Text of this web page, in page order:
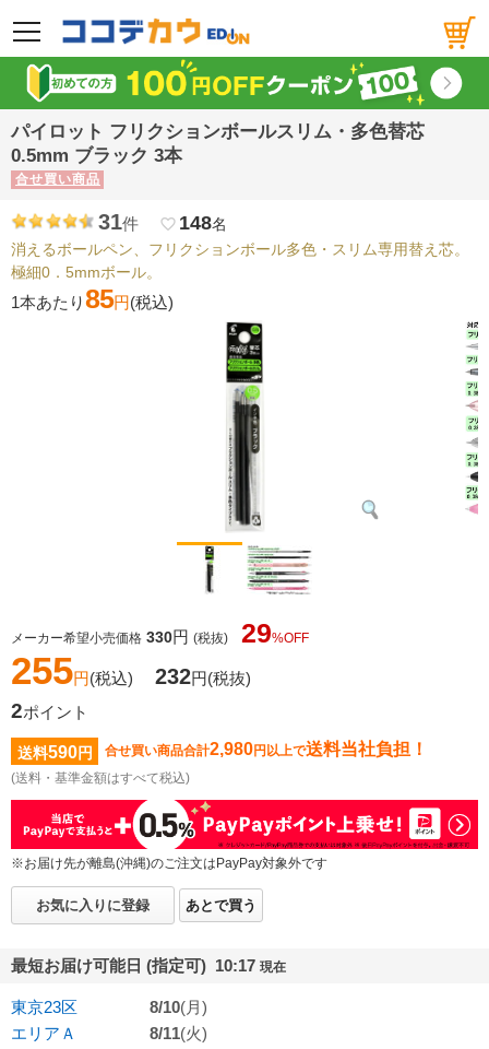
メニュー
パイロット フリクションボールスリム・多色替芯
0.5mm ブラック 3本
合せ買い商品
31件 favorite_border 148名
消えるボールペン、フリクションボール多色・スリム専用替え芯。
極細0．5mmボール。
1本あたり85円(税込)
メーカー希望小売価格 330円 (税抜) 29%OFF
255円(税込) 232円(税抜)
2ポイント
送料590円 合せ買い商品合計2,980円以上で送料当社負担！
(送料・基準金額はすべて税込)
※お届け先が離島(沖縄)のご注文はPayPay対象外です
お気に入りに登録 あとで買う
最短お届け可能日 (指定可) 10:17 現在
東京23区 8/10(月)
エリアＡ
8/11(火)